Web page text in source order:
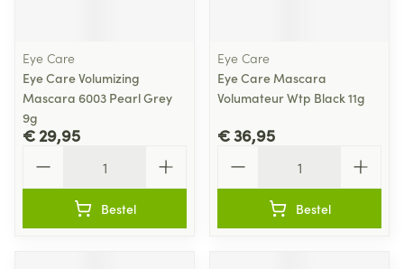
Eye Care
Eye Care Volumizing
Mascara 6003 Pearl Grey
9g
€ 29,95
Bestel
Eye Care
Eye Care Mascara
Volumateur Wtp Black 11g
€ 36,95
Bestel